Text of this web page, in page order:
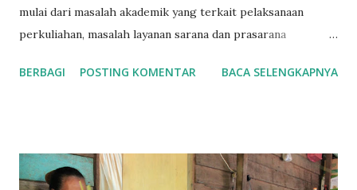
mulai dari masalah akademik yang terkait pelaksanaan
perkuliahan, masalah layanan sarana dan prasarana
mahasiswa. kegiatan ini dibuat dengan nuansa yang santai
pimpinan fakultas yaitu Dekan dan para Wakil Dekan.
BERBAGI POSTING KOMENTAR BACA SELENGKAPNYA